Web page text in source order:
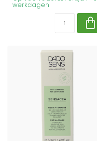
werkdagen